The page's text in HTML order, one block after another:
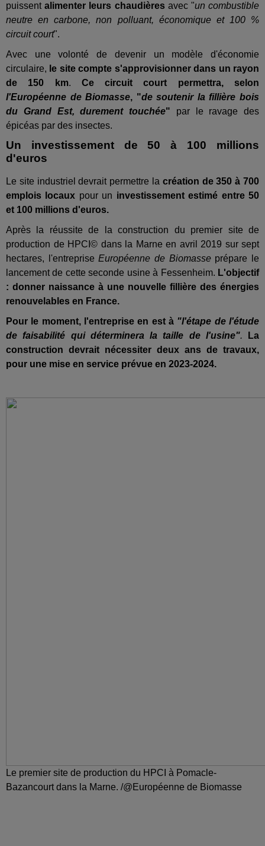
puissentalimenter leurs chaudièresavec "un combustible
neutre en carbone, non polluant, économique et 100 %
circuit court".
Avec une volonté de devenir un modèle d'économie
circulaire, le site compte s'approvisionner dans un rayon
de 150 km. Ce circuit court permettra, selon
l'Européenne de Biomasse, "de soutenir la fillière bois
du Grand Est, durement touchée" par le ravage des
épicéas par des insectes.
Un investissement de 50 à 100 millions
d'euros
Le site industriel devrait permettre la création de 350 à 700
emplois locaux pour un investissement estimé entre 50
et 100 millions d'euros.
Après la réussite de la construction du premier site de
production de HPCI© dans la Marne en avril 2019 sur sept
hectares, l'entrepriseEuropéenne de Biomasseprépare le
lancement de cette seconde usine à Fessenheim. L'objectif
: donner naissance à une nouvelle fillière des énergies
renouvelables en France.
Pour le moment, l'entreprise en est à "l'étape de l'étude
de faisabilité qui déterminera la taille de l'usine".
La
construction devrait nécessiter deux ans de travaux,
pour une mise en service prévue en 2023-2024.
Le premier site de production du HPCI à Pomacle-
Bazancourt dans la Marne. /@Européenne de Biomasse